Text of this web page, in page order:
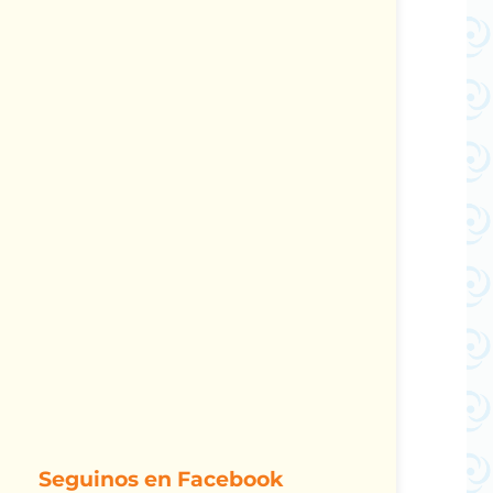
Seguinos en Facebook